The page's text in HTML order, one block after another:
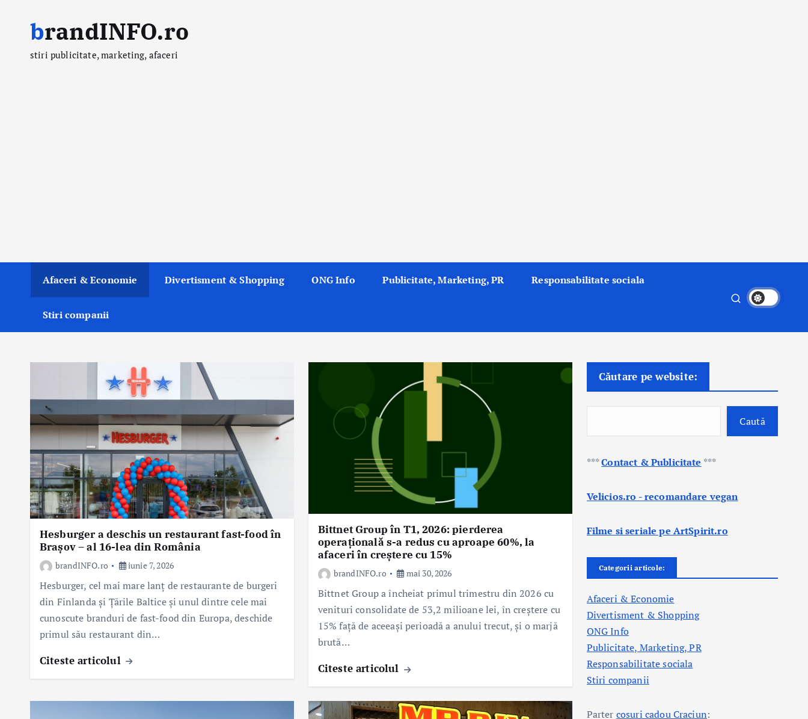
brandINFO.ro
stiri publicitate, marketing, afaceri
Afaceri & Economie Divertisment & Shopping ONG Info Publicitate, Marketing, PR Responsabilitate sociala
Stiri companii
Hesburger a deschis un restaurant fast-food în
Brașov – al 16-lea din România
brandINFO.ro iunie 7, 2026
Hesburger, cel mai mare lanț de restaurante de burgeri
din Finlanda și Țările Baltice și unul dintre cele mai
cunoscute branduri de fast-food din Europa, deschide
primul său restaurant din…
Citeste articolul
Bittnet Group în T1, 2026: pierderea
operațională s-a redus cu aproape 60%, la
afaceri în creștere cu 15%
brandINFO.ro mai 30, 2026
Bittnet Group a încheiat primul trimestru din 2026 cu
venituri consolidate de 53,2 milioane lei, în creștere cu
15% față de aceeași perioadă a anului trecut, și o marjă
brută…
Citeste articolul
Căutare pe website:
Caută
***Contact & Publicitate ***
Velicios.ro - recomandare vegan
Filme si seriale pe ArtSpirit.ro
Categorii articole:
Afaceri & Economie
Divertisment & Shopping
ONG Info
Publicitate, Marketing, PR
Responsabilitate sociala
Stiri companii
Parter cosuri cadou Craciun: